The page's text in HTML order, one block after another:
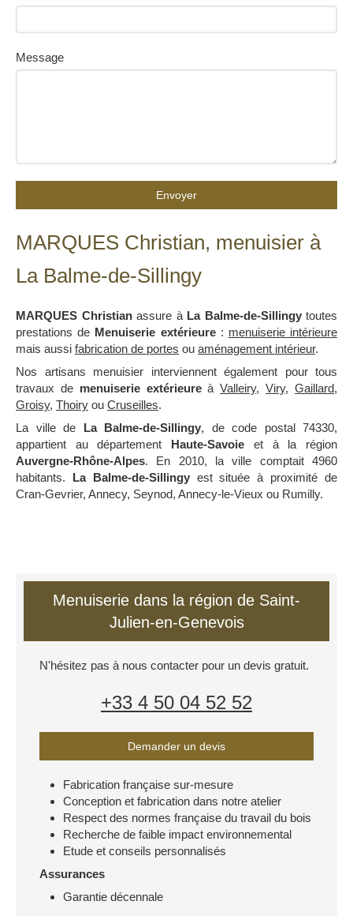
Message
Envoyer
MARQUES Christian, menuisier à
La Balme-de-Sillingy
MARQUES Christianassure à La Balme-de-Sillingytoutes
prestations de Menuiserie extérieure: menuiserie intérieure
mais aussi fabrication de portes ou aménagement intérieur.
Nos artisans menuisier interviennent également pour tous
travaux de menuiserie extérieureàValleiry,Viry,Gaillard,
Groisy, Thoiry ou Cruseilles.
La ville de La Balme-de-Sillingy, de code postal 74330,
appartient au département Haute-Savoie et à la région
Auvergne-Rhône-Alpes. En 2010, la ville comptait 4960
habitants. La Balme-de-Sillingyest située à proximité de
Cran-Gevrier, Annecy, Seynod, Annecy-le-Vieux ou Rumilly.
Menuiserie dans la région de Saint-
Julien-en-Genevois
N'hésitez pas à nous contacter pour un devis gratuit.
+33 4 50 04 52 52
Demander un devis
Fabrication française sur-mesure
Conception et fabrication dans notre atelier
Respect des normes française du travail du bois
Recherche de faible impact environnemental
Etude et conseils personnalisés
Assurances
Garantie décennale